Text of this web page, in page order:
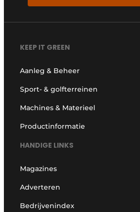
KEEP IT GREEN
Aanleg & Beheer
Sport- & golfterreinen
Machines & Materieel
Productinformatie
HANDIGE LINKS
Magazines
Adverteren
Bedrijvenindex